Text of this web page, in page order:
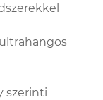
szerinti